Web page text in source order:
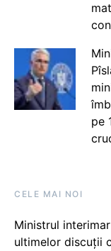
pe
CELE MAI NOI
Ministrul
ultimelor discuții